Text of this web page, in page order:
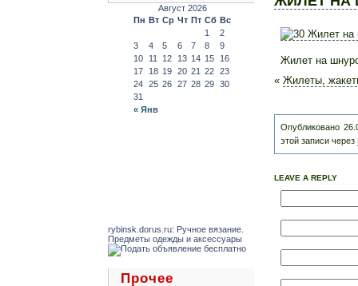
Август 2026
Пн Вт Ср Чт Пт Сб Вс
« Янв
1
2
3
4 5 6 7 8
9
10
11 12 13 14 15
16
17
18 19 20 21 22 23
24 25 26 27 28 29 30
31
rybinsk.dorus.ru: Ручное вязание.
Предметы одежды и аксессуары
Прочее
Жилет на
« Жилеты,
Опубликовано
этой записи через
LEAVE A REPLY